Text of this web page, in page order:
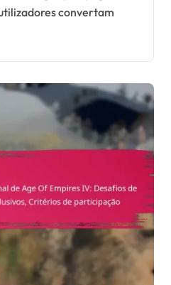
convertam